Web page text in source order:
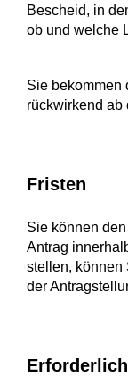
Bescheid, in
ob und welche
Sie bekommen
rückwirkend ab
Fristen
Sie können
Antrag
stellen, können
der